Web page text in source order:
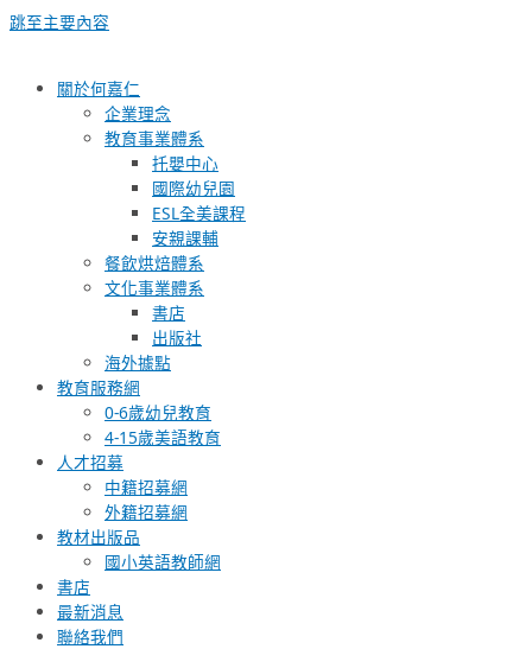
跳至主要內容
關於何嘉仁
企業理念
教育事業體系
托嬰中心
國際幼兒園
ESL全美課程
安親課輔
餐飲烘焙體系
文化事業體系
書店
出版社
海外據點
教育服務網
0-6歲幼兒教育
4-15歲美語教育
人才招募
中籍招募網
外籍招募網
教材出版品
國小英語教師網
書店
最新消息
聯絡我們